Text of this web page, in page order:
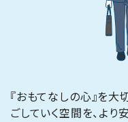
『おもてなしの心』を大
ごしていく空間を、より